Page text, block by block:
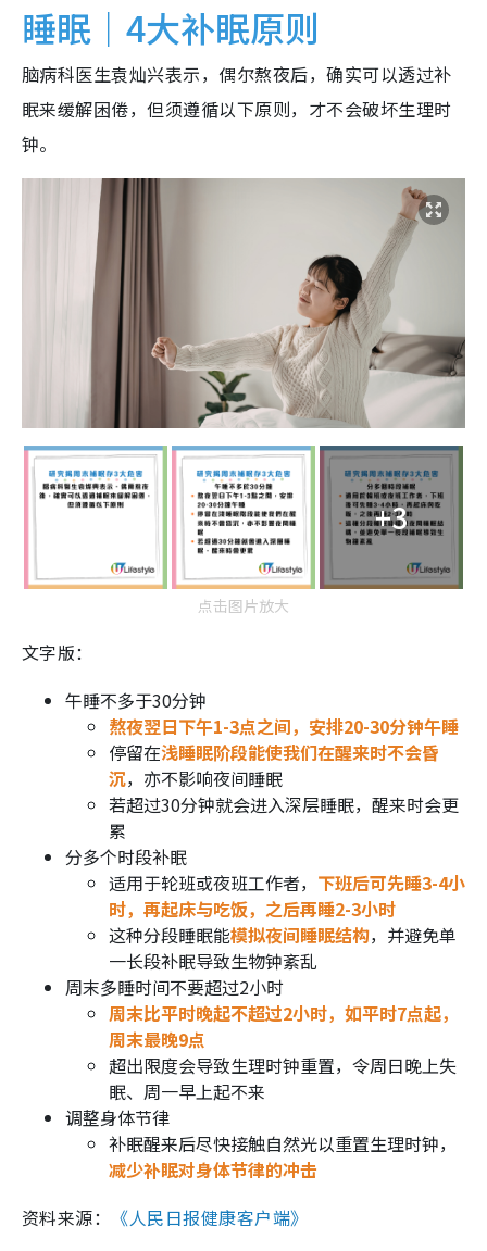
睡眠｜4大补眠原则
脑病科医生袁灿兴表示，偶尔熬夜后，确实可以透过补
眠来缓解困倦，但须遵循以下原则，才不会破坏生理时
钟。
+3
点击图片放大
文字版：
午睡不多于30分钟
熬夜翌日下午1-3点之间，安排20-30分钟午睡
停留在浅睡眠阶段能使我们在醒来时不会昏
沉，亦不影响夜间睡眠
若超过30分钟就会进入深层睡眠，醒来时会更
累
分多个时段补眠
适用于轮班或夜班工作者， 下班后可先睡3-4小
时，再起床与吃饭，之后再睡2-3小时
这种分段睡眠能模拟夜间睡眠结构，并避免单
一长段补眠导致生物钟紊乱
周末多睡时间不要超过2小时
周末比平时晚起不超过2小时，如平时7点起，
周末最晚9点
超出限度会导致生理时钟重置，令周日晚上失
眠、周一早上起不来
调整身体节律
补眠醒来后尽快接触自然光以重置生理时钟，
减少补眠对身体节律的冲击
资料来源：
《人民日报健康客户端》